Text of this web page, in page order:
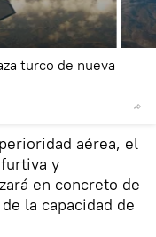
turco de nueva
aérea, el
y
en concreto de
la capacidad de